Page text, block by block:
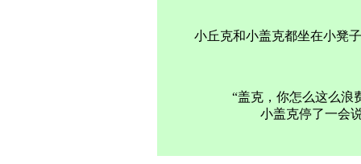
小丘克和小盖克都坐在小凳
“盖克，你怎么这么浪
小盖克停了一会说